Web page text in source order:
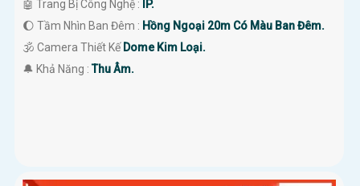
🤖️ Trang Bị Công Nghệ : IP.
🌔 Tầm Nhìn Ban Đêm : Hồng Ngoại 20m Có Màu Ban Đêm.
🕉️ Camera Thiết KếDome Kim Loại.
️🔔 Khả Năng :Thu Âm.